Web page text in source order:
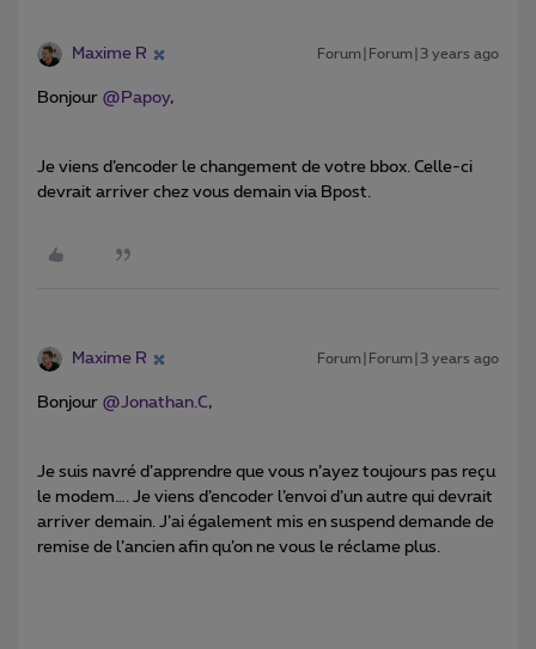
Maxime R Forum|Forum|3 years ago
Bonjour @Papoy,
Je viens d’encoder le changement de votre bbox. Celle-ci
devrait arriver chez vous demain via Bpost.
Maxime R Forum|Forum|3 years ago
Bonjour @Jonathan.C,
Je suis navré d’apprendre que vous n’ayez toujours pas reçu
le modem…. Je viens d’encoder l’envoi d’un autre qui devrait
arriver demain. J’ai également mis en suspend demande de
remise de l’ancien afin qu’on ne vous le réclame plus.